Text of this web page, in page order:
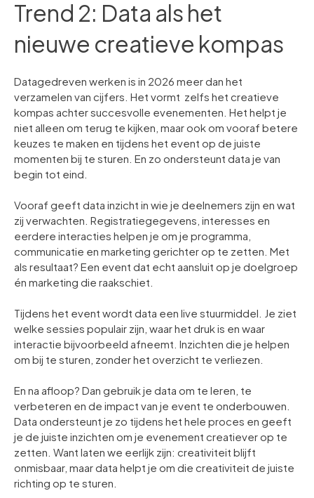
Trend 2: Data als het
nieuwe creatieve kompas
Datagedreven werken is in 2026 meer dan het
verzamelen van cijfers. Het vormt zelfs het creatieve
kompas achter succesvolle evenementen. Het helpt je
niet alleen om terug te kijken, maar ook om vooraf betere
keuzes te maken en tijdens het event op de juiste
momenten bij te sturen. En zo ondersteunt data je van
begin tot eind.
Vooraf geeft data inzicht in wie je deelnemers zijn en wat
zij verwachten. Registratiegegevens, interesses en
eerdere interacties helpen je om je programma,
communicatie en marketing gerichter op te zetten. Met
als resultaat? Een event dat echt aansluit op je doelgroep
én marketing die raakschiet.
Tijdens het event wordt data een live stuurmiddel. Je ziet
welke sessies populair zijn, waar het druk is en waar
interactie bijvoorbeeld afneemt. Inzichten die je helpen
om bij te sturen, zonder het overzicht te verliezen.
En na afloop? Dan gebruik je data om te leren, te
verbeteren en de impact van je event te onderbouwen.
Data ondersteunt je zo tijdens het hele proces en geeft
je de juiste inzichten om je evenement creatiever op te
zetten. Want laten we eerlijk zijn: creativiteit blijft
onmisbaar, maar data helpt je om die creativiteit de juiste
richting op te sturen.